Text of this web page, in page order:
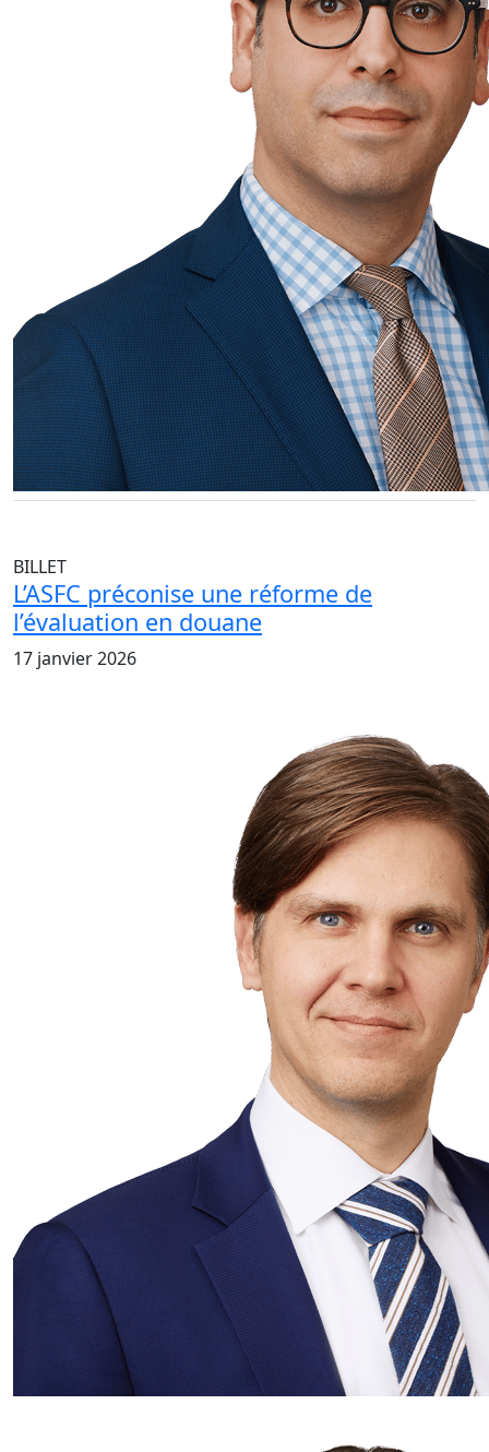
BILLET
L’ASFC préconise une réforme de
l’évaluation en douane
17 janvier 2026